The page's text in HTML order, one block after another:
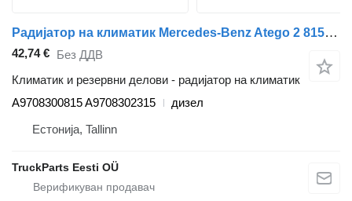
Радијатор на климатик Mercedes-Benz Atego 2 815 (01.04-) A9708300815 за камион влекач Mercedes-Benz Atego, Atego 2, Atego 3 (1996-)
42,74 € Без ДДВ
Климатик и резервни делови - радијатор на климатик
A9708300815 A9708302315
дизел
Естонија, Tallinn
TruckParts Eesti OÜ